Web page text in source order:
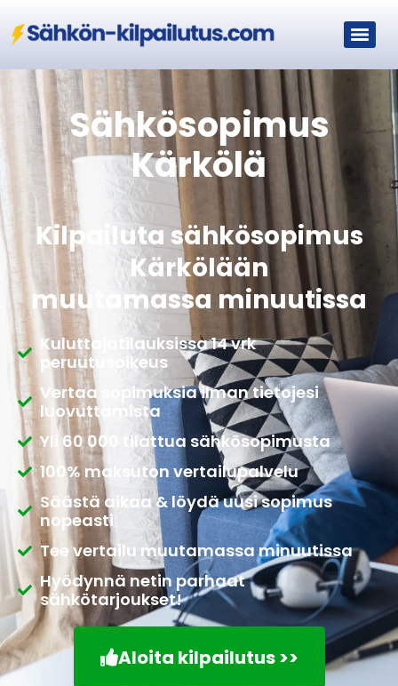
Sähkösopimus
Kärkölä
Kilpailuta sähkösopimus
Kärkölään
muutamassa minuutissa
Kuluttajatilauksissa 14 vrk
peruutusoikeus
Vertaa sopimuksia ilman tietojesi
luovuttamista
Yli 60 000 tilattua sähkösopimusta
100% maksuton vertailupalvelu
Säästä aikaa & löydä uusi sopimus
nopeasti
Tee vertailu muutamassa minuutissa
Hyödynnä netin parhaat
sähkötarjoukset!
Aloita kilpailutus >>